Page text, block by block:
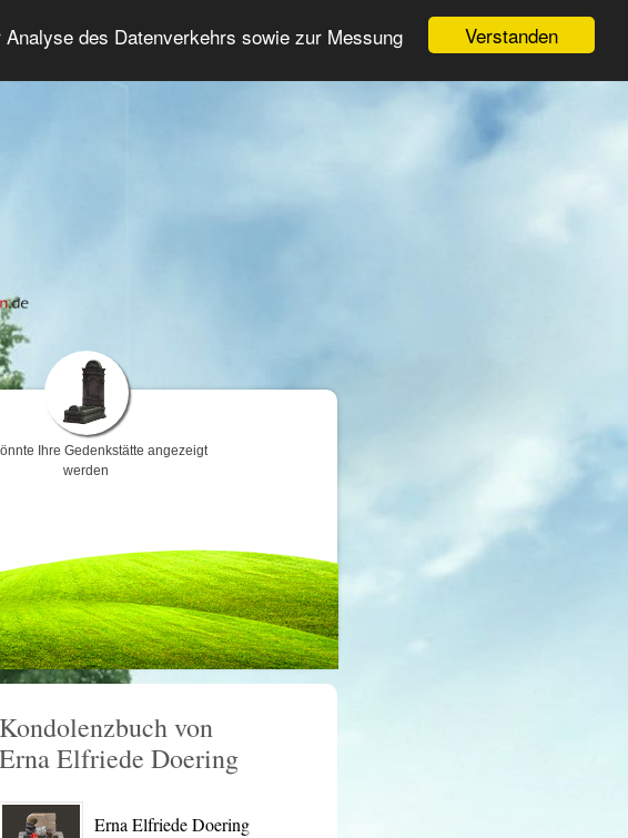
Verstanden
des Datenverkehrs sowie zur Messung
Anmelden
Ihre Gedenkstätte angezeigt
werden
Kondolenzbuch von
Erna Elfriede Doering
Erna Elfriede Doering